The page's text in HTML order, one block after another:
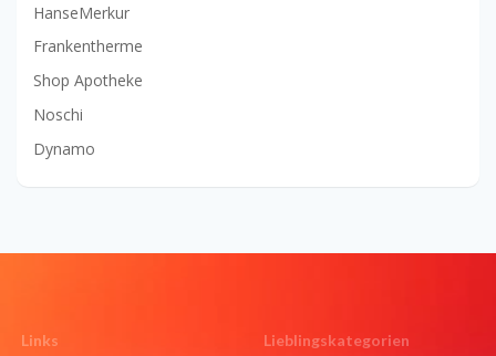
HanseMerkur
Frankentherme
Shop Apotheke
Noschi
Dynamo
Links Lieblingskategorien